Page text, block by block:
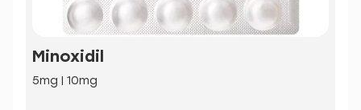
Minoxidil
5mg | 10mg